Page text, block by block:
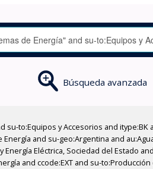
Búsqueda avanzada
to:Equipos y Accesorios and itype:BK
and su-geo:Argentina and
Eléctrica, Sociedad del Estado
and ccode:EXT and su-